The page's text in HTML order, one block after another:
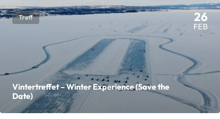
Treff 26
FEB
Vintertreffet – Winter Experience (Save the
Date)